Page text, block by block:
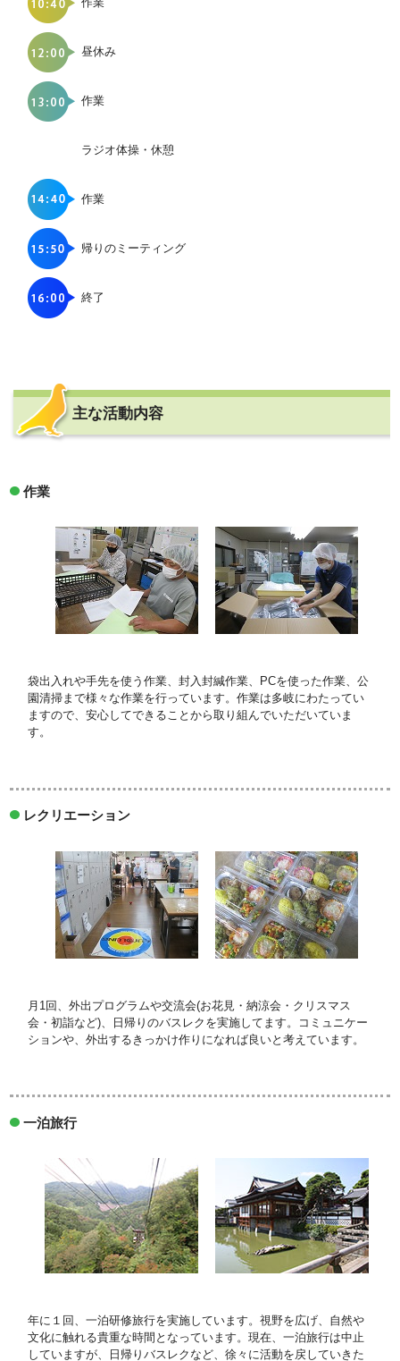
昼休み
作業
ラジオ体操・休憩
作業
帰りのミーティング
終了
主な活動内容
作業
袋出入れや手先を使う作業、封入封緘作業、PCを使った作業、公
園清掃まで様々な作業を行っています。作業は多岐にわたってい
ますので、安心してできることから取り組んでいただいていま
す。
レクリエーション
月1回、外出プログラムや交流会(お花見・納涼会・クリスマス
会・初詣など)、日帰りのバスレクを実施してます。コミュニケー
ションや、外出するきっかけ作りになれば良いと考えています。
一泊旅行
年に１回、一泊研修旅行を実施しています。視野を広げ、自然や
文化に触れる貴重な時間となっています。現在、一泊旅行は中止
していますが、日帰りバスレクなど、徐々に活動を戻していきた